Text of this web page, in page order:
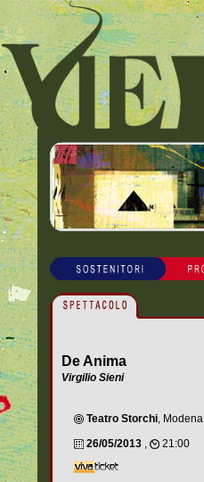
De Anima
Virgilio Sieni
Teatro Storchi, Modena
26/05/2013 , 21:00